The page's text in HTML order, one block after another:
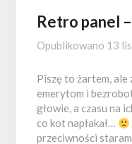
Retro panel
Opublikowano 13
Piszę to żartem, ale
emerytom i
głowie, a czasu na
co kot napłakał…
przeciwności